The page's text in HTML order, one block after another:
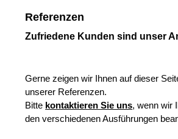
Referenzen
Zufriedene Kunden sind unser
Gerne zeigen wir Ihnen auf dieser
unserer Referenzen.
Bitte kontaktieren Sie uns, wenn wir
den verschiedenen Ausführungen